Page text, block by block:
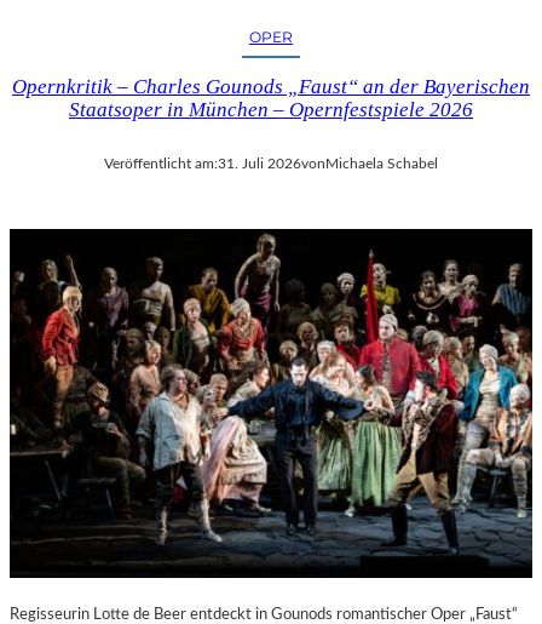
OPER
Opernkritik – Charles Gounods „Faust“ an der Bayerischen
Staatsoper in München – Opernfestspiele 2026
Veröffentlicht am:31. Juli 2026vonMichaela Schabel
Regisseurin Lotte de Beer entdeckt in Gounods romantischer Oper „Faust“